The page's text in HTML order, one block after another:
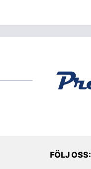
FÖLJ OSS: